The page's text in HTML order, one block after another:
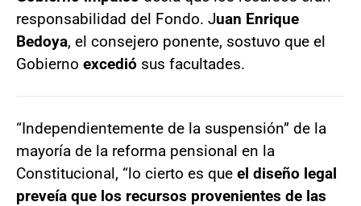
responsabilidad del Fondo. Juan Enrique
Bedoya, el consejero ponente, sostuvo que el
Gobierno excedió sus facultades.
“Independientemente de la suspensión” de la
mayoría de la reforma pensional en la
Constitucional, “lo cierto es que el diseño legal
preveía que los recursos provenientes de las